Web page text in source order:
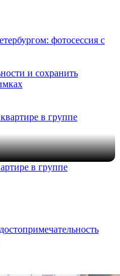
и сохранить
в группе